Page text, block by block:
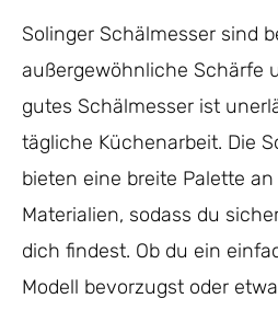
Solinger Schälmesser sind
außergewöhnliche Schärfe
gutes Schälmesser ist
tägliche Küchenarbeit. Die
bieten eine breite Palette
Materialien, sodass du
dich findest. Ob du ein
Modell bevorzugst oder